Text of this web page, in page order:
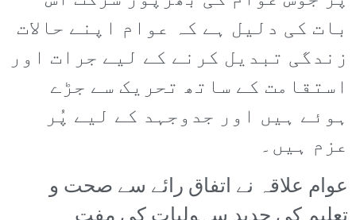
بات کی دلیل ہے کہ عوام اپنے حالات
زندگی تبدیل کرنے کے لیے جرات اور
استقامت کے ساتھ تحریک سے جڑے
ہوئے ہیں اور جدوجہد کے لیے پُر
عزم ہیں۔
عوام علاقہ نے اتفاق رائے سے صحت و